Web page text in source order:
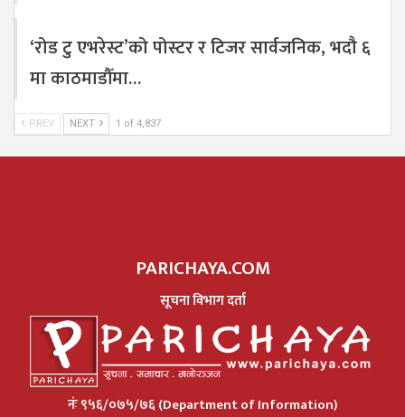
‘रोड टु एभरेस्ट’को पोस्टर र टिजर सार्वजनिक, भदौ ६
मा काठमाडौँमा…
PREV NEXT 1 of 4,837
PARICHAYA.COM
सूचना विभाग दर्ता
नंः ९५६/०७५/७६ (Department of Information)